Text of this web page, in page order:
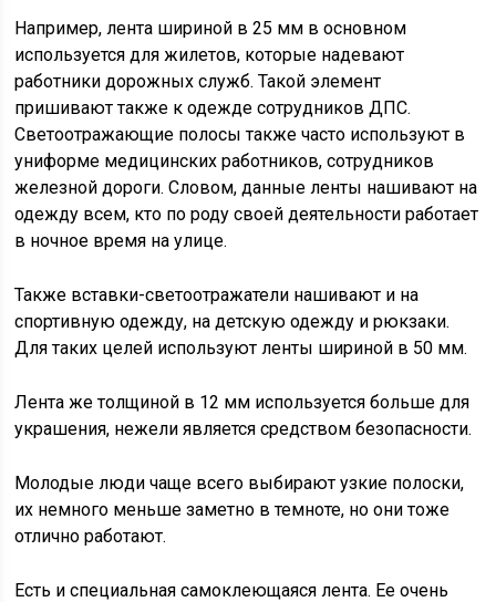
Например, лента шириной в 25 мм в основном
используется для жилетов, которые надевают
работники дорожных служб. Такой элемент
пришивают также к одежде сотрудников ДПС.
Светоотражающие полосы также часто используют в
униформе медицинских работников, сотрудников
железной дороги. Словом, данные ленты нашивают на
одежду всем, кто по роду своей деятельности работает
в ночное время на улице.
Также вставки-светоотражатели нашивают и на
спортивную одежду, на детскую одежду и рюкзаки.
Для таких целей используют ленты шириной в 50 мм.
Лента же толщиной в 12 мм используется больше для
украшения, нежели является средством безопасности.
Молодые люди чаще всего выбирают узкие полоски,
их немного меньше заметно в темноте, но они тоже
отлично работают.
Есть и специальная самоклеющаяся лента. Ее очень